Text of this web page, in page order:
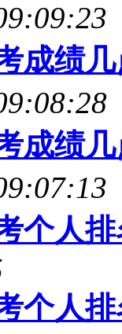
成绩
成绩
个人
个人